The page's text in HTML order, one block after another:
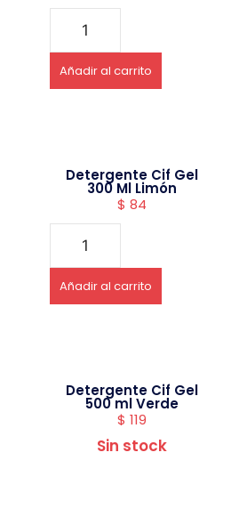
Añadir al carrito
Detergente Cif Gel
300 Ml Limón
$ 84
Añadir al carrito
Detergente Cif Gel
500 ml Verde
$ 119
Sin stock